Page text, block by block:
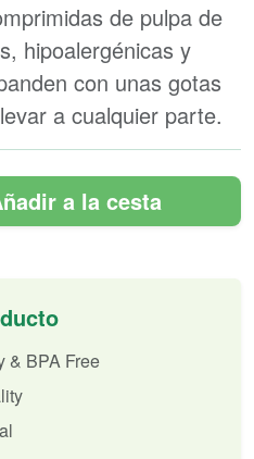
de pulpa de
hipoalergénicas y
con unas gotas
a cualquier parte.
a la cesta
& BPA Free